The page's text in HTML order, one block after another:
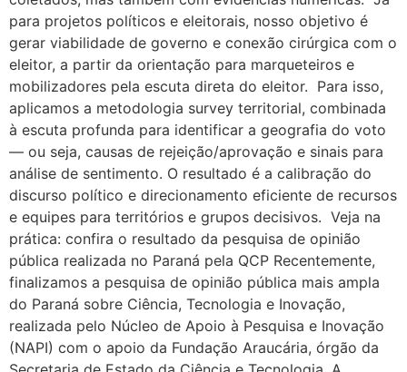
para projetos políticos e eleitorais, nosso objetivo é
gerar viabilidade de governo e conexão cirúrgica com o
eleitor, a partir da orientação para marqueteiros e
mobilizadores pela escuta direta do eleitor. Para isso,
aplicamos a metodologia survey territorial, combinada
à escuta profunda para identificar a geografia do voto
— ou seja, causas de rejeição/aprovação e sinais para
análise de sentimento. O resultado é a calibração do
discurso político e direcionamento eficiente de recursos
e equipes para territórios e grupos decisivos. Veja na
prática: confira o resultado da pesquisa de opinião
pública realizada no Paraná pela QCP Recentemente,
finalizamos a pesquisa de opinião pública mais ampla
do Paraná sobre Ciência, Tecnologia e Inovação,
realizada pelo Núcleo de Apoio à Pesquisa e Inovação
(NAPI) com o apoio da Fundação Araucária, órgão da